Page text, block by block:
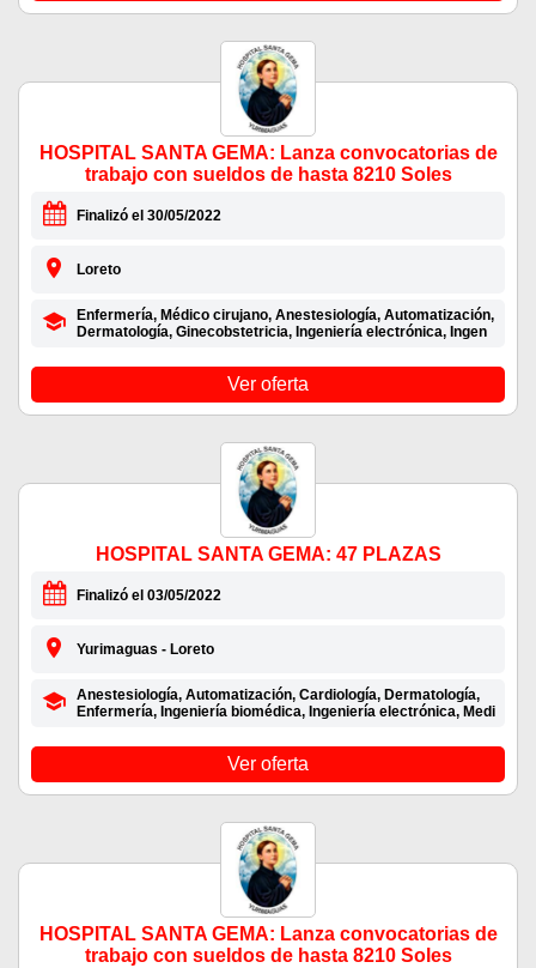
HOSPITAL SANTA GEMA: Lanza convocatorias de
trabajo con sueldos de hasta 8210 Soles
Finalizó el 30/05/2022
Loreto
Enfermería, Médico cirujano, Anestesiología, Automatización,
Dermatología, Ginecobstetricia, Ingeniería electrónica, Ingen
Ver oferta
HOSPITAL SANTA GEMA: 47 PLAZAS
Finalizó el 03/05/2022
Yurimaguas - Loreto
Anestesiología, Automatización, Cardiología, Dermatología,
Enfermería, Ingeniería biomédica, Ingeniería electrónica, Medi
Ver oferta
HOSPITAL SANTA GEMA: Lanza convocatorias de
trabajo con sueldos de hasta 8210 Soles